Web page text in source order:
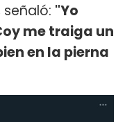
"Yo
me traiga un
en la pierna